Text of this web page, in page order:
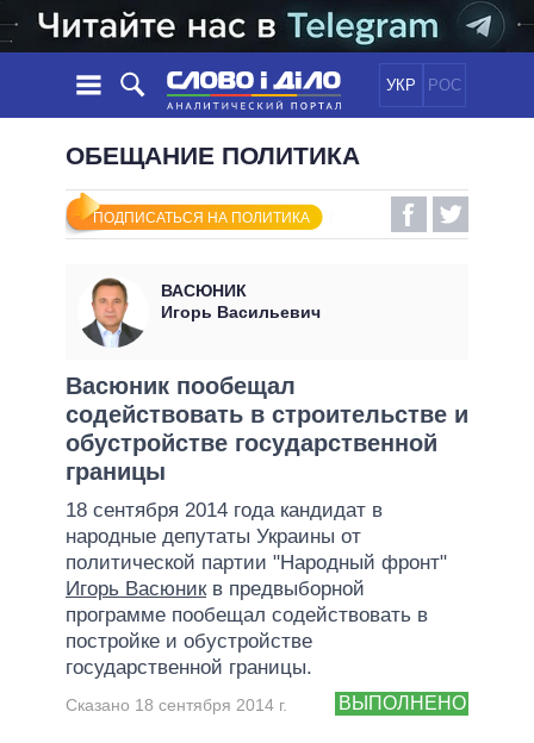
УКР РОС
НОВОСТИ
ЛЕНТА
СОБЫТИЯ
СТАТЬИ
МНЕНИЯ
ОБЗОРЫ
ДАЙДЖЕСТЫ
ПОЛИТИКА
ЭКОНОМИКА
МИР
ОБЕЩАНИЯ
ВСЕ ПОЛИТИКИ
ПРЕЗИДЕНТ И ОФИС
ВЕРХОВНАЯ РАДА
КАБИНЕТ МИНИСТРОВ
ГЛАВЫ ОБЛАДМИНИСТРАЦИЙ
МЭРЫ
ВСЕ ПЕРСОНЫ
ИНФОГРАФИКА
ПОДДЕРЖАТЬ
СРАВНЕНИЕ ПОЛИТИКОВ
ОБЕЩАНИЕ ПОЛИТИКА
ПОДПИСАТЬСЯ НА ПОЛИТИКА
ВАСЮНИК
Игорь Васильевич
Васюник пообещал
содействовать в строительстве и
обустройстве государственной
границы
18 сентября 2014 года кандидат в
народные депутаты Украины от
политической партии "Народный фронт"
Игорь Васюникв предвыборной
программе пообещал содействовать в
постройке и обустройстве
государственной границы.
ВЫПОЛНЕНО
Сказано 18 сентября 2014 г.